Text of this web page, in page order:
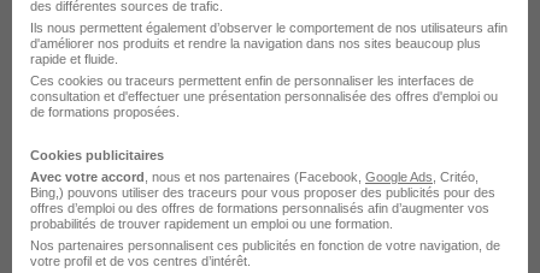
Voir l’offre
il y a 17 jours
Travailleur Social CDD - Accueil de
Croix-Rouge française
Annecy - 74 CDD 30 603 - 33 302 € / an
des différentes sources de trafic.
Ils nous permettent également d’observer le comportement de nos utilisateurs afin
d'améliorer nos produits et rendre la navigation dans nos sites beaucoup plus
rapide et fluide.
Ces cookies ou traceurs permettent enfin de personnaliser les interfaces de
consultation et d'effectuer une présentation personnalisée des offres d'emploi ou
de formations proposées.
Cookies publicitaires
Avec votre accord , nous et nos partenaires (Facebook, Google Ads , Critéo,
Bing,) pouvons utiliser des traceurs pour vous proposer des publicités pour des
offres d’emploi ou des offres de formations personnalisés afin d’augmenter vos
probabilités de trouver rapidement un emploi ou une formation.
Nos partenaires personnalisent ces publicités en fonction de votre navigation, de
votre profil et de vos centres d’intérêt.